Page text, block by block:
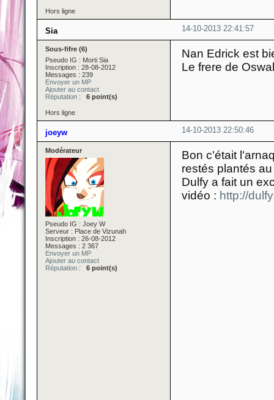
Hors ligne
14-10-2013 22:41:57
Sia
Sous-fifre (6)
Pseudo IG : Morti Sia
Inscription : 28-08-2012
Messages : 239
Envoyer un MP
Ajouter au contact
Réputation : 6 point(s)
Nan Edrick est
Le frere de
Hors ligne
14-10-2013 22:50:46
joeyw
Modérateur
Pseudo IG : Joey W
Serveur : Place de Vizunah
Inscription : 26-08-2012
Messages : 2 367
Envoyer un MP
Ajouter au contact
Réputation : 6 point(s)
Bon c'était
restés plantés
Dulfy a fait un
vidéo : http://